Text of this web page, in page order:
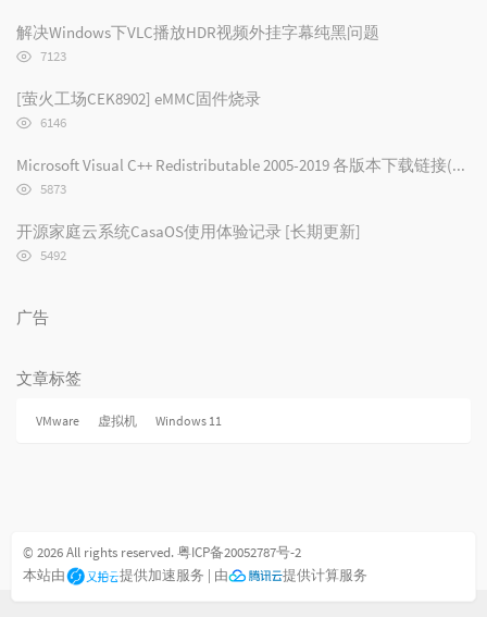
次
数:
解决Windows下VLC播放HDR视频外挂字幕纯黑问题
浏
次
数:
7123
[萤火工场CEK8902] eMMC固件烧录
浏
数:
6146
Microsoft Visual C++ Redistributable 2005-2019 各版本下载链接(2019/2017/2015/2013/2012/2010/2008/2005)
浏
次
数:
5873
开源家庭云系统CasaOS使用体验记录 [长期更新]
浏
数:
5492
广告
文章标签
VMware 虚拟机 Windows 11
© 2026 All rights reserved.粤ICP备20052787号-2
本站由
提供加速服务 | 由 提供计算服务